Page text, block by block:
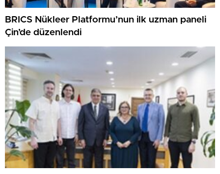
BRICS Nükleer Platformu’nun ilk uzman paneli
Çin’de düzenlendi